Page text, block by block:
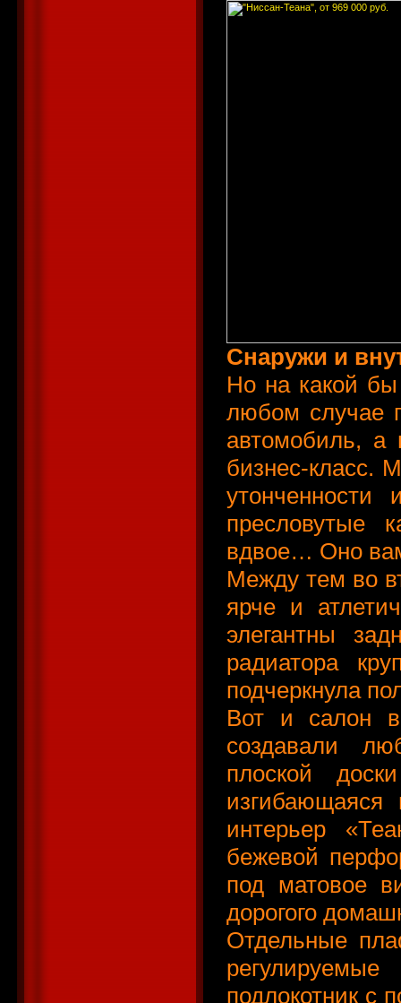
Снаружи и
Но на какой
любом случае
автомобиль, а
бизнес-класс.
пресловутые
вдвое… Оно
Между тем во
ярче и
элегантны
радиатора
подчеркнула
Вот и салон
создавали
плоской
интерьер
бежевой
под матовое
дорогого
Отдельные
подлокотник с